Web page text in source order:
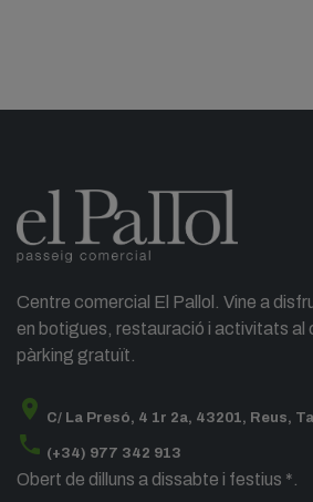
Centre comercial El Pallol. Vine a
en botigues, restauració i activitats al
pàrking gratuït.
location_on C/ La Presó, 4 1r 2a, 43201, Reus,
phone (+34) 977 342 913
Obert de dilluns a dissabte i festius *.